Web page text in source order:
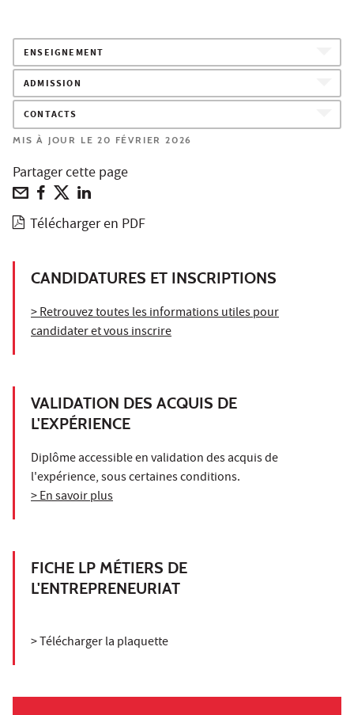
ENSEIGNEMENT
ADMISSION
CONTACTS
MIS À JOUR LE 20 FÉVRIER 2026
Partager cette page
Télécharger en PDF
CANDIDATURES ET INSCRIPTIONS
> Retrouvez toutes les informations utiles pour
candidater et vous inscrire
VALIDATION DES ACQUIS DE
L'EXPÉRIENCE
Diplôme accessible en validation des acquis de
l'expérience, sous certaines conditions.
> En savoir plus
FICHE LP MÉTIERS DE
L'ENTREPRENEURIAT
> Télécharger la plaquette